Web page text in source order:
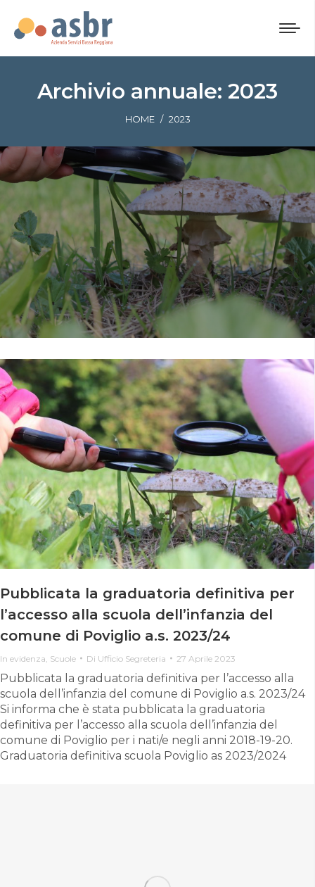
Archivio annuale: 2023
Tu sei qui:
HOME 2023
Pubblicata la graduatoria definitiva per
l’accesso alla scuola dell’infanzia del
comune di Poviglio a.s. 2023/24
In evidenza Scuole Di Ufficio Segreteria 27 Aprile 2023
Pubblicata la graduatoria definitiva per l’accesso alla
scuola dell’infanzia del comune di Poviglio a.s. 2023/24
Si informa che è stata pubblicata la graduatoria
definitiva per l’accesso alla scuola dell’infanzia del
comune di Poviglio per i nati/e negli anni 2018-19-20.
Graduatoria definitiva scuola Poviglio as 2023/2024